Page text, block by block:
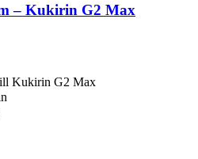
– Kukirin G2 Max
Kukirin G2 Max